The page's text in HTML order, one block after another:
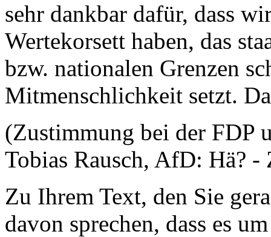
sehr dankbar dafür, dass
Wertekorsett haben, das
bzw. nationalen Grenzen
Mitmenschlichkeit setzt.
(Zustimmung bei der FDP
Tobias Rausch, AfD: Hä?
Zu Ihrem Text, den Sie
davon sprechen, dass es